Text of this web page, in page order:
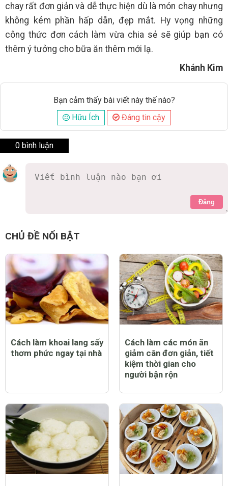
chay rất đơn giản và dễ thực hiện dù là món chay nhưng
không kém phần hấp dẫn, đẹp mắt. Hy vọng những
công thức đơn cách làm vừa chia sẻ sẽ giúp bạn có
thêm ý tưởng cho bữa ăn thêm mới lạ.
Khánh Kim
Bạn cảm thấy bài viết này thế nào?
Hữu Ích
Đáng tin cậy
0 bình luận
Đăng
CHỦ ĐỀ NỔI BẬT
Cách làm khoai lang sấy
thơm phức ngay tại nhà
Cách làm các món ăn
giảm cân đơn giản, tiết
kiệm thời gian cho
người bận rộn